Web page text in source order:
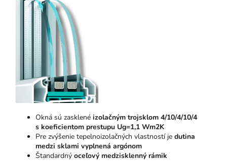
Okná sú zasklené izolačným trojsklom 4/10/4/10/4
s koeficientom prestupu Ug=1,1 Wm2K
Pre zvýšenie tepelnoizolačných vlastností je dutina
medzi sklami vyplnená argónom
Štandardný oceľový medzisklenný rámik